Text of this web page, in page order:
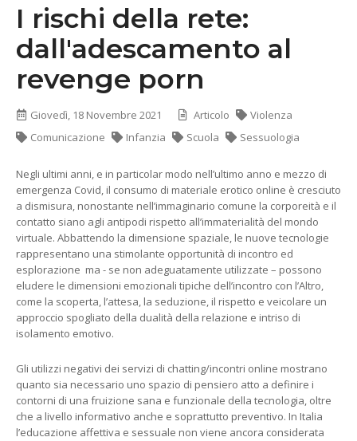
I rischi della rete:
dall'adescamento al
revenge porn
Giovedì, 18 Novembre 2021 Articolo
Violenza
Comunicazione
Infanzia Scuola Sessuologia
Negli ultimi anni, e in particolar modo nell’ultimo anno e mezzo di
emergenza Covid, il consumo di materiale erotico online è cresciuto
a dismisura, nonostante nell’immaginario comune la corporeità e il
contatto siano agli antipodi rispetto all’immaterialità del mondo
virtuale. Abbattendo la dimensione spaziale, le nuove tecnologie
rappresentano una stimolante opportunità di incontro ed
esplorazione ma - se non adeguatamente utilizzate – possono
eludere le dimensioni emozionali tipiche dell’incontro con l’Altro,
come la scoperta, l’attesa, la seduzione, il rispetto e veicolare un
approccio spogliato della dualità della relazione e intriso di
isolamento emotivo.
Gli utilizzi negativi dei servizi di chatting/incontri online mostrano
quanto sia necessario uno spazio di pensiero atto a definire i
contorni di una fruizione sana e funzionale della tecnologia, oltre
che a livello informativo anche e soprattutto preventivo. In Italia
l’educazione affettiva e sessuale non viene ancora considerata